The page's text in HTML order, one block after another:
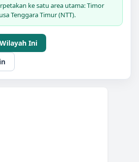
ke satu area utama: Timor
Tenggara Timur (NTT).
Ini